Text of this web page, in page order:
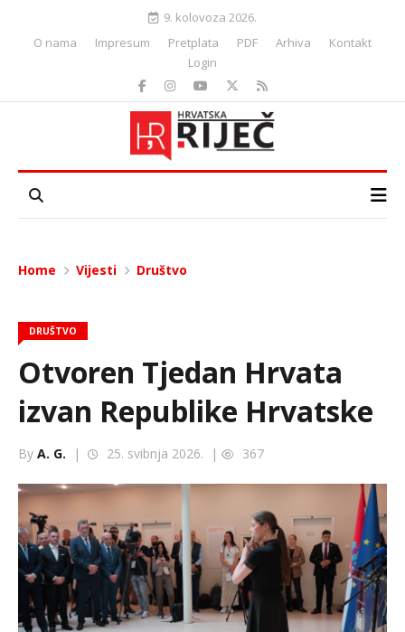
9. kolovoza 2026.
O nama
Impresum Pretplata PDF Arhiva
Kontakt
Login
Home Vijesti Društvo
DRUŠTVO
Otvoren Tjedan Hrvata
izvan Republike Hrvatske
By A. G. | 25. svibnja 2026. | 367